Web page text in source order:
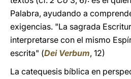
Palabra, ayudando a
exigencias. "La sagrada
interpretarse con el mismo
escrita" (Dei Verbum, 12)
La catequesis bíblica en